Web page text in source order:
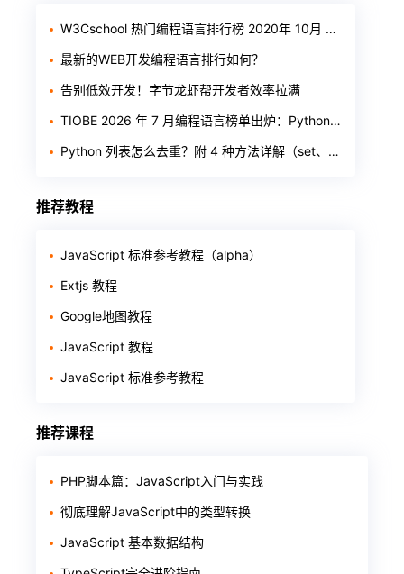
W3Cschool 热门编程语言排行榜 2020年 10月 TOP10
最新的WEB开发编程语言排行如何？
告别低效开发！字节龙虾帮开发者效率拉满
TIOBE 2026 年 7 月编程语言榜单出炉：Python 稳居第一，Rust 首进前十
Python 列表怎么去重？附 4 种方法详解（set、推导式、循环、字典）
推荐教程
JavaScript 标准参考教程（alpha）
Extjs 教程
Google地图教程
JavaScript 教程
JavaScript 标准参考教程
推荐课程
PHP脚本篇：JavaScript入门与实践
彻底理解JavaScript中的类型转换
JavaScript 基本数据结构